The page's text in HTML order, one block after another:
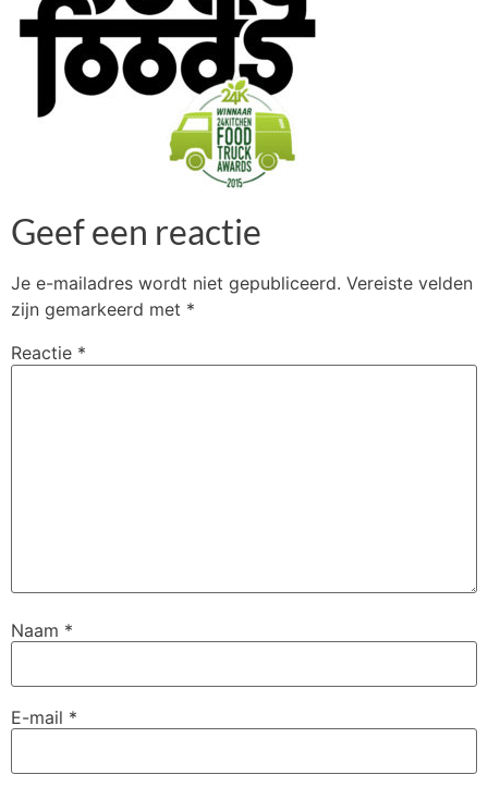
Geef een reactie
Je e-mailadres wordt niet gepubliceerd. Vereiste velden
zijn gemarkeerd met *
Reactie *
Naam *
E-mail *